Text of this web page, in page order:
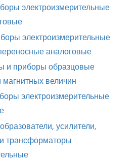
электроизмерительные
электроизмерительные
аналоговые
и приборы образцовые
магнитных величин
электроизмерительные
усилители,
трансформаторы